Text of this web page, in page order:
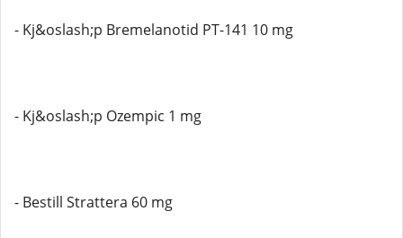
- Kj&oslash;p Bremelanotid PT-141 10 mg
- Kj&oslash;p Ozempic 1 mg
- Bestill Strattera 60 mg